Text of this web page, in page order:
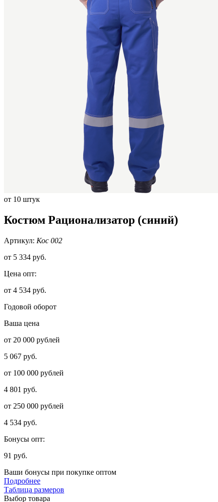
от 10 штук
Костюм Рационализатор (синий)
Артикул: Кос 002
от 5 334 руб.
Цена опт:
от 4 534 руб.
Годовой оборот
Ваша цена
от 20 000 рублей
5 067 руб.
от 100 000 рублей
4 801 руб.
от 250 000 рублей
4 534 руб.
Бонусы опт:
91 руб.
Ваши бонусы при покупке оптом
Подробнее
Таблица размеров
Выбор товара